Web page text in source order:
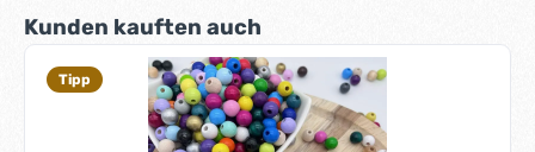
Produktgalerie überspringen
Kunden kauften auch
Tipp